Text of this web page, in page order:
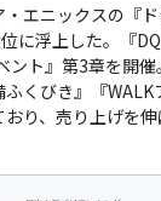
・エニックスの『
に浮上した。『
ント』第3章を開
ふくびき』『
り、売り上げを